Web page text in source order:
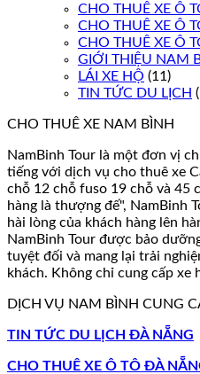
CHO THUÊ XE Ô
CHO THUÊ XE Ô
CHO THUÊ XE Ô
GIỚI THIỆU NAM
LÁI XE HỘ (11)
TIN TỨC DU LỊCH
CHO THUÊ XE NAM BÌNH
NamBinh Tour là một đơn vị
tiếng với dịch vụ cho thuê xe
chỗ 12 chỗ fuso 19 chỗ và 45
hàng là thượng đế", NamBinh
hài lòng của khách hàng lên
NamBinh Tour được bảo
tuyệt đối và mang lại trải
khách. Không chỉ cung cấp xe
DỊCH VỤ NAM BÌNH CUNG
TIN TỨC DU LỊCH ĐÀ NẴNG
CHO THUÊ XE Ô TÔ ĐÀ